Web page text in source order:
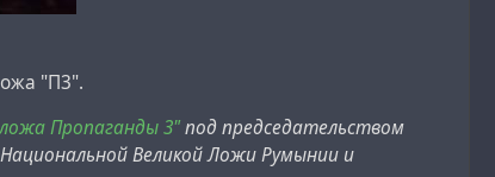
"П3".
ложа Пропаганды 3"под председательством
Великой Ложи Румынии и